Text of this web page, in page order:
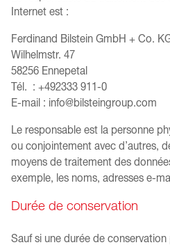
Internet est :
Ferdinand Bilstein GmbH + Co.
Wilhelmstr. 47
58256 Ennepetal
Tél. : +492333 911-0
E-mail : info@bilsteingroup.com
Le responsable est la personne
ou conjointement avec d’autres,
moyens de traitement des
exemple, les noms, adresses e-
Durée de conservation
Sauf si une durée de